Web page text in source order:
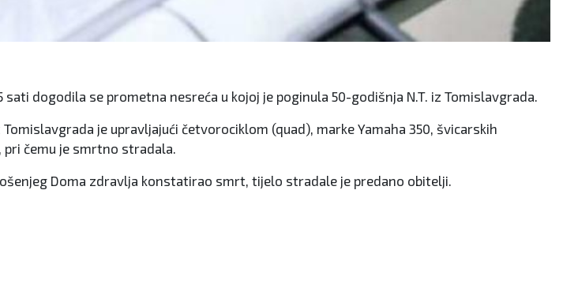
dogodila se prometna nesreća u kojoj je poginula 50-godišnja N.T. iz Tomislavgrada.
je upravljajući četvorociklom (quad), marke Yamaha 350, švicarskih
čemu je smrtno stradala.
Doma zdravlja konstatirao smrt, tijelo stradale je predano obitelji.